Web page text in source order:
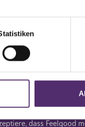
dass Feelgood